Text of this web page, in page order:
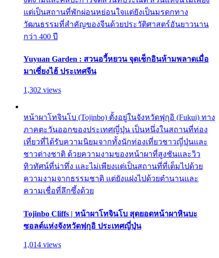
แต่เป็นสถานที่พักผ่อนหย่อนใจแต่ยังเป็นมรดกทาง
วัฒนธรรมที่สำคัญของจีนด้วยประวัติศาสตร์อันยาวนาน
กว่า 400 ปี
Yuyuan Garden : สวนอวี้หยวน จุดเช็กอินห้ามพลาดเมื่อ
มาเซี่ยงไฮ้ ประเทศจีน
1,302 views
หน้าผาโทจินโบ (Tojinbo) ตั้งอยู่ในจังหวัดฟุกุอิ (Fukui) ทาง
ภาคตะวันออกของประเทศญี่ปุ่น เป็นหนึ่งในสถานที่ท่อง
เที่ยวที่ได้รับความนิยมจากทั้งนักท่องเที่ยวชาวญี่ปุ่นและ
ชาวต่างชาติ ด้วยความงามของหน้าผาที่สูงชันและวิว
ทิวทัศน์ที่น่าทึ่ง และไม่เพียงแต่เป็นสถานที่ที่เต็มไปด้วย
ความงามจากธรรมชาติ แต่ยังแฝงไปด้วยตำนานและ
ความเชื่อที่ลึกซึ้งด้วย
Tojinbo Cliffs | หน้าผาโทจินโบ สุดยอดหน้าผาหินบะ
ซอลต์แห่งจังหวัดฟุกุอิ ประเทศญี่ปุ่น
1,014 views